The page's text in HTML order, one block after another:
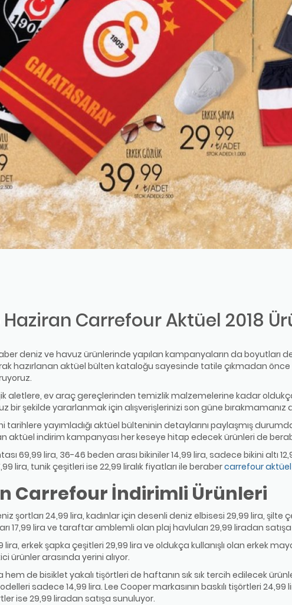
Haziran Carrefour Aktüel 2018
deniz ve havuz ürünlerinde yapılan kampanyaların da boyutları
hazırlanan aktüel bülten kataloğu sayesinde tatile çıkmadan
aletlere, ev araç gereçlerinden temizlik malzemelerine kadar
bir şekilde yararlanmak için alışverişlerinizi son güne bırakmamanız
yayımladığı aktüel bülteninin detaylarını paylaşmış
aktüel indirim kampanyası her keseye hitap edecek ürünleri de
69,99 lira, 36-46 beden arası bikiniler 14,99 lira, sadece bikini altı
lira, tunik çeşitleri ise 22,99 liralık fiyatları ile berabercarrefour
Carrefour İndirimli Ürünleri
şortları 24,99 lira, kadınlar için desenli deniz elbisesi 29,99 lira, şilte
17,99 lira ve taraftar amblemli olan plaj havluları 29,99 liradan
erkek şapka çeşitleri 29,99 lira ve oldukça kullanışlı olan erkek
ürünler arasında yerini alıyor.
hem de bisiklet yakalı tişörtleri de haftanın sık sık tercih edilecek
sadece 14,99 lira. Lee Cooper markasının baskılı tişörtleri 24,99
ise 29,99 liradan satışa sunuluyor.